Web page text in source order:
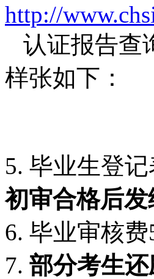
http://
认证报告查
样张如下：
5. 毕业生登
初审合格后发
6. 毕业审核费
7. 部分考生